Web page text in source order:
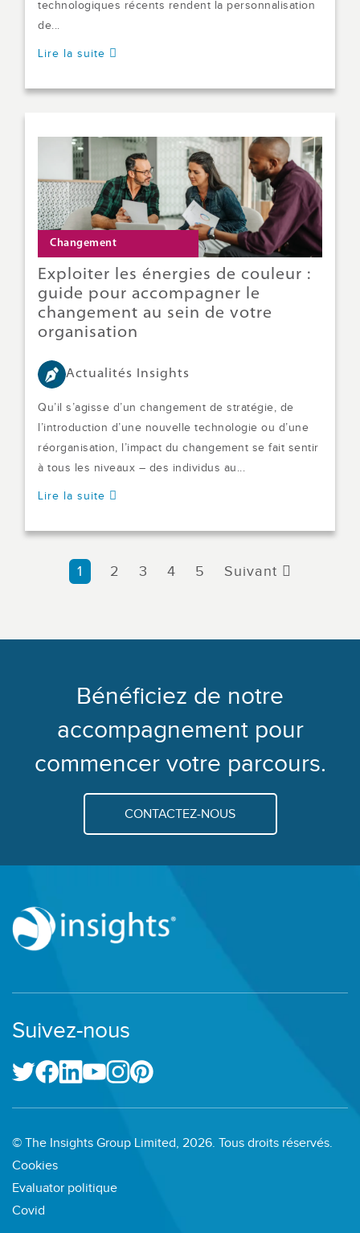
technologiques récents rendent la personnalisation
de...
Lire la suite
Changement
Exploiter les énergies de couleur :
guide pour accompagner le
changement au sein de votre
organisation
Actualités Insights
Qu’il s’agisse d’un changement de stratégie, de
l’introduction d’une nouvelle technologie ou d’une
réorganisation, l’impact du changement se fait sentir
à tous les niveaux – des individus au...
Lire la suite
1 2 3 4 5 Suivant
Bénéficiez de notre
accompagnement pour
commencer votre parcours.
CONTACTEZ-NOUS
Suivez-nous
© The Insights Group Limited, 2026. Tous droits réservés.
Cookies
Evaluator politique
Covid